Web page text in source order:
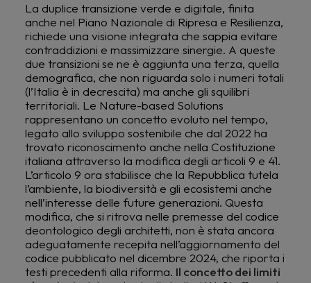
La duplice transizione verde e digitale, finita
anche nel Piano Nazionale di Ripresa e Resilienza,
richiede una visione integrata che sappia evitare
contraddizioni e massimizzare sinergie. A queste
due transizioni se ne è aggiunta una terza, quella
demografica, che non riguarda solo i numeri totali
(l’Italia è in decrescita) ma anche gli squilibri
territoriali. Le Nature-based Solutions
rappresentano un concetto evoluto nel tempo,
legato allo sviluppo sostenibile che dal 2022 ha
trovato riconoscimento anche nella Costituzione
italiana attraverso la modifica degli articoli 9 e 41.
L’articolo 9 ora stabilisce che la Repubblica tutela
l’ambiente, la biodiversità e gli ecosistemi anche
nell’interesse delle future generazioni. Questa
modifica, che si ritrova nelle premesse del codice
deontologico degli architetti, non è stata ancora
adeguatamente recepita nell’aggiornamento del
codice pubblicato nel dicembre 2024, che riporta i
testi precedenti alla riforma. Il concetto dei limiti